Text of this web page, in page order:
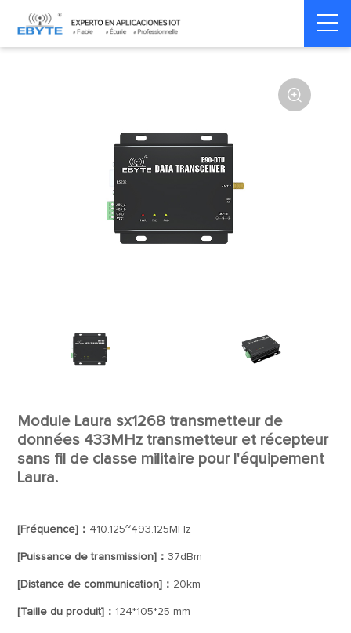
Home > Modem > Wireless modem LoRa wirelss modem

Module Laura sx1268 transmetteur de
données 433MHz transmetteur et récepteur
sans fil de classe militaire pour l'équipement
Laura.
[Fréquence]： 410.125~493.125MHz
[Puissance de transmission]：37dBm
[Distance de communication]： 20km
[Taille du produit]： 124*105*25 mm